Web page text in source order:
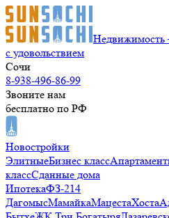
Недвижимость
с удовольствием
Сочи
8-938-496-86-99
Звоните нам
бесплатно по РФ
Новостройки
ЭлитныеБизнес класс
классСданные дома
ИпотекаФЗ-214
ДагомысМамайкаМацестаХоста